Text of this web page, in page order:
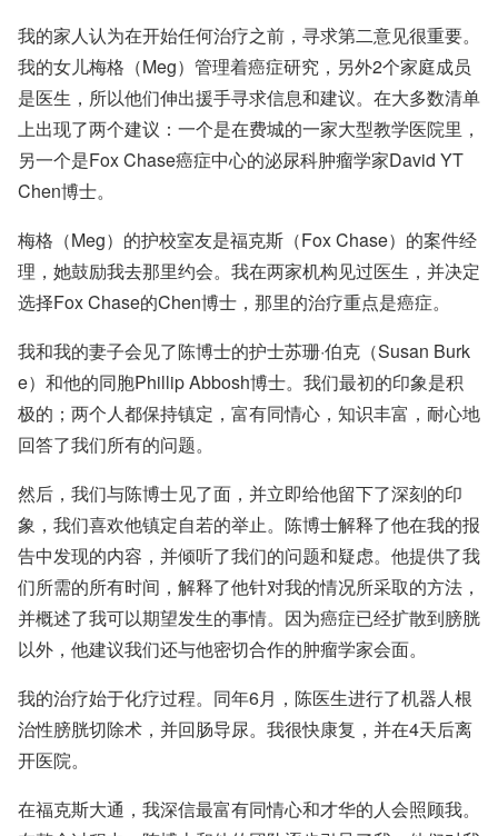
我的家人认为在开始任何治疗之前，寻求第二意见很重要。
我的女儿梅格（Meg）管理着癌症研究，另外2个家庭成员
是医生，所以他们伸出援手寻求信息和建议。在大多数清单
上出现了两个建议：一个是在费城的一家大型教学医院里，
另一个是Fox Chase癌症中心的泌尿科肿瘤学家David YT
Chen博士。
梅格（Meg）的护校室友是福克斯（Fox Chase）的案件经
理，她鼓励我去那里约会。我在两家机构见过医生，并决定
选择Fox Chase的Chen博士，那里的治疗重点是癌症。
我和我的妻子会见了陈博士的护士苏珊·伯克（Susan Burk
e）和他的同胞Phillip Abbosh博士。我们最初的印象是积
极的；两个人都保持镇定，富有同情心，知识丰富，耐心地
回答了我们所有的问题。
然后，我们与陈博士见了面，并立即给他留下了深刻的印
象，我们喜欢他镇定自若的举止。陈博士解释了他在我的报
告中发现的内容，并倾听了我们的问题和疑虑。他提供了我
们所需的所有时间，解释了他针对我的情况所采取的方法，
并概述了我可以期望发生的事情。因为癌症已经扩散到膀胱
以外，他建议我们还与他密切合作的肿瘤学家会面。
我的治疗始于化疗过程。同年6月，陈医生进行了机器人根
治性膀胱切除术，并回肠导尿。我很快康复，并在4天后离
开医院。
在福克斯大通，我深信最富有同情心和才华的人会照顾我。